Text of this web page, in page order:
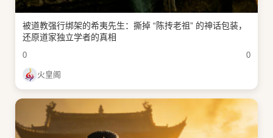
被道教强行绑架的希夷先生：撕掉 “陈抟老祖” 的神话包装，
还原道家独立学者的真相
0 0
火皇阁